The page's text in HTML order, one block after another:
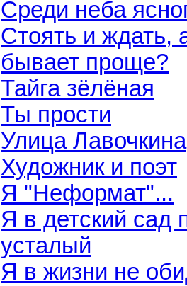
Среди неба
Стоять и ждать,
бывает проще?
Тайга зёлёная
Ты прости
Улица Лавочкина
Художник и поэт
Я "Неформат"...
Я в детский сад
усталый
Я в жизни не